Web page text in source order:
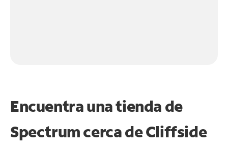
Encuentra una tienda de
Spectrumcerca de Cliffside